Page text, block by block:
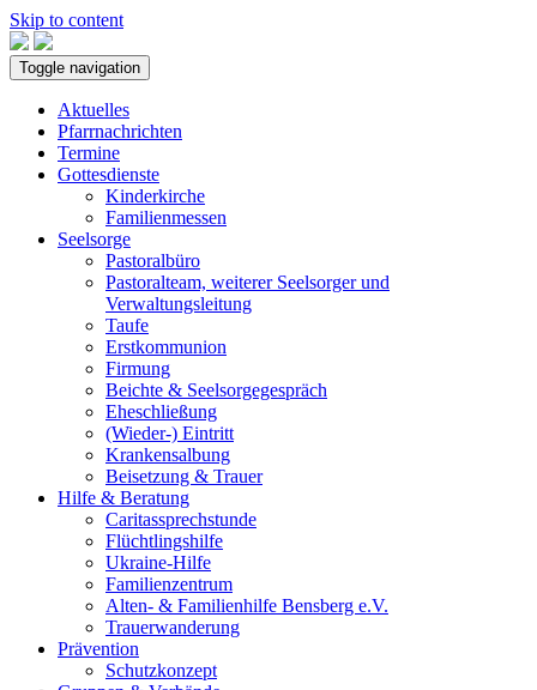
Skip to content
Toggle navigation
Aktuelles
Pfarrnachrichten
Termine
Gottesdienste
Kinderkirche
Familienmessen
Seelsorge
Pastoralbüro
Pastoralteam, weiterer Seelsorger und
Verwaltungsleitung
Taufe
Erstkommunion
Firmung
Beichte & Seelsorgegespräch
Eheschließung
(Wieder-) Eintritt
Krankensalbung
Beisetzung & Trauer
Hilfe & Beratung
Caritassprechstunde
Flüchtlingshilfe
Ukraine-Hilfe
Familienzentrum
Alten- & Familienhilfe Bensberg e.V.
Trauerwanderung
Prävention
Schutzkonzept